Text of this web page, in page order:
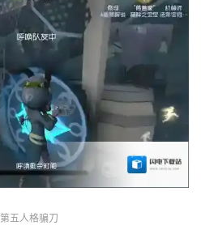
第五人格骗刀